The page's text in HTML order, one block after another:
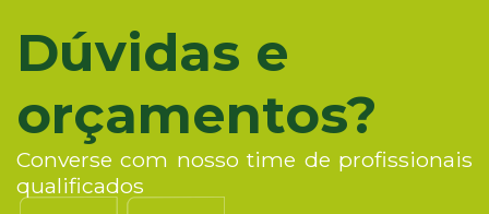
Dúvidas e
orçamentos?
Converse com nosso time de profissionais
qualificados